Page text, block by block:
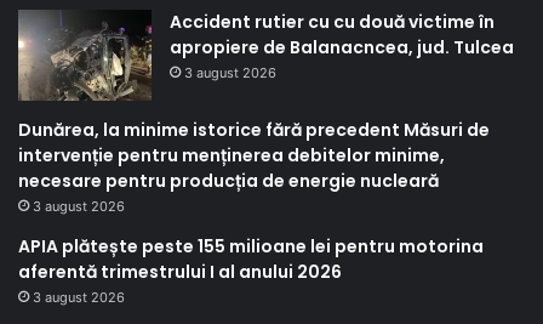
Accident rutier cu cu două victime în
apropiere de Balanacncea, jud. Tulcea
3 august 2026
Dunărea, la minime istorice fără precedent Măsuri de
intervenție pentru menținerea debitelor minime,
necesare pentru producția de energie nucleară
3 august 2026
APIA plătește peste 155 milioane lei pentru motorina
aferentă trimestrului I al anului 2026
3 august 2026